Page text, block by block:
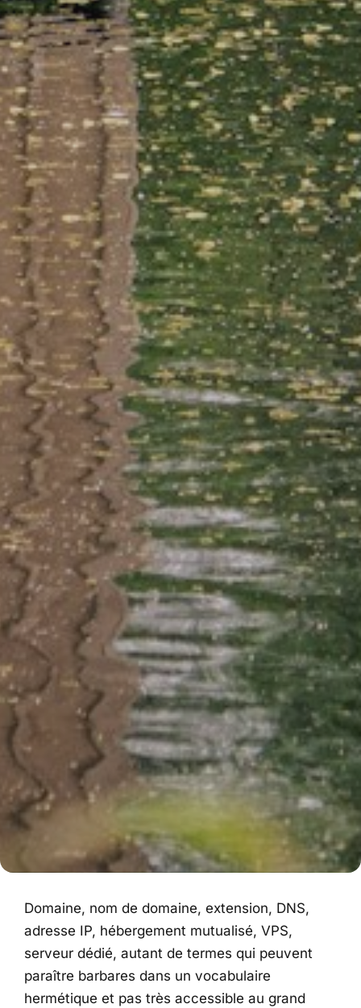
Domaine, nom de domaine, extension, DNS,
adresse IP, hébergement mutualisé, VPS,
serveur dédié, autant de termes qui peuvent
paraître barbares dans un vocabulaire
hermétique et pas très accessible au grand